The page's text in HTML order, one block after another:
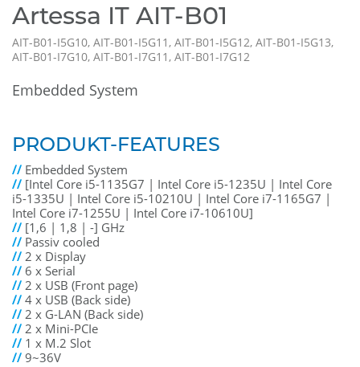
Artessa IT AIT-B01
AIT-B01-I5G10, AIT-B01-I5G11, AIT-B01-I5G12, AIT-B01-I5G13,
AIT-B01-I7G10, AIT-B01-I7G11, AIT-B01-I7G12
Embedded System
PRODUKT-FEATURES
// Embedded System
// [Intel Core i5-1135G7 | Intel Core i5-1235U | Intel Core
i5-1335U | Intel Core i5-10210U | Intel Core i7-1165G7 |
Intel Core i7-1255U | Intel Core i7-10610U]
// [1,6 | 1,8 | -] GHz
// Passiv cooled
//2 x Display
// 6 x Serial
//2 x USB (Front page)
//4 x USB (Back side)
//2 x G-LAN (Back side)
//2 x Mini-PCIe
// 1 x M.2 Slot
//9~36V